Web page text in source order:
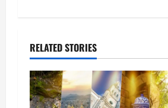
RELATED STORIES